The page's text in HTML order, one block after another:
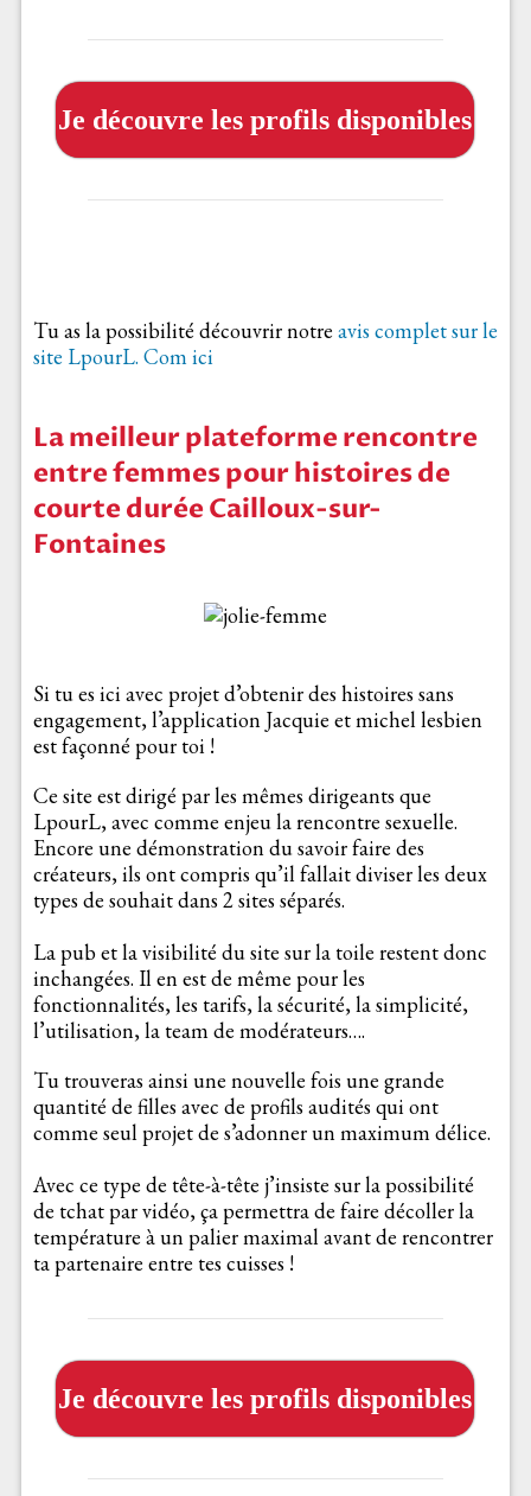
Je découvre les profils disponibles
Tu as la possibilité découvrir notre avis complet sur le
site LpourL. Com ici
La meilleur plateforme rencontre
entre femmes pour histoires de
courte durée Cailloux-sur-
Fontaines
Si tu es ici avec projet d’obtenir des histoires sans
engagement, l’application Jacquie et michel lesbien
est façonné pour toi !
Ce site est dirigé par les mêmes dirigeants que
LpourL, avec comme enjeu la rencontre sexuelle.
Encore une démonstration du savoir faire des
créateurs, ils ont compris qu’il fallait diviser les deux
types de souhait dans 2 sites séparés.
La pub et la visibilité du site sur la toile restent donc
inchangées. Il en est de même pour les
fonctionnalités, les tarifs, la sécurité, la simplicité,
l’utilisation, la team de modérateurs….
Tu trouveras ainsi une nouvelle fois une grande
quantité de filles avec de profils audités qui ont
comme seul projet de s’adonner un maximum délice.
Avec ce type de tête-à-tête j’insiste sur la possibilité
de tchat par vidéo, ça permettra de faire décoller la
température à un palier maximal avant de rencontrer
ta partenaire entre tes cuisses !
Je découvre les profils disponibles